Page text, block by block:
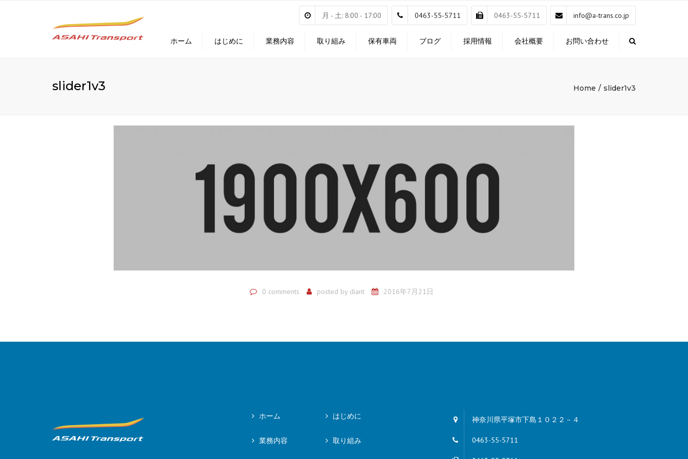
月 - 土: 8:00 - 17:00 0463-55-5711 0463-55-5711 info@a-trans.co.jp
ホーム はじめに 業務内容 取り組み 保有車両 ブログ 採用情報 会社概要 お問い合わせ
slider1v3 Home slider1v3
0 comments posted by diant 2016年7月21日
ホーム はじめに
業務内容 取り組み
神奈川県平塚市下島１０２２－４
0463-55-5711